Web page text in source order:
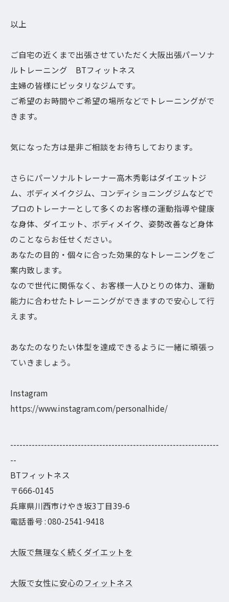
以上
ご自宅の近くまで出張させていただく大阪出張パーソナ
ルトレーニング BTフィットネス
主婦の皆様にピッタリなジムです。
ご希望のお時間やご希望の場所などでトレーニングがで
きます。
気になった方は是非ご相談をお待ちしております。
さらにパーソナルトレーナー高木秀彰はダイエットジ
ム、ボディメイクジム、コンディショニングジムなどで
プロのトレーナーとして多くのお客様の運動指導や健康
な身体、ダイエット、ボディメイク、姿勢改善など身体
のことならお任せください。
あなたの目的・個々に合った効果的なトレーニングをご
案内致します。
なので世代に関係なく、お客様一人ひとりの体力、運動
能力に合わせたトレーニングができますので安心して行
えます。
あなたのなりたい体型を達成できるように一緒に頑張っ
ていきましょう。
Instagram
https://www.instagram.com/personalhide/
--------------------------------------------------------------------
--
BTフィットネス
〒666-0145
兵庫県川西市けやき坂3丁目39-6
電話番号 : 080-2541-9418
大阪で無理なく続くダイエットを
大阪で女性に安心のフィットネス